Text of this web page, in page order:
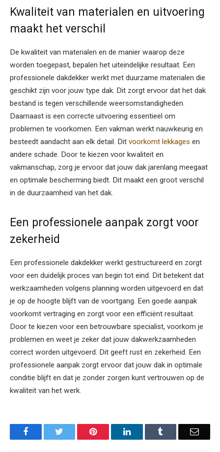
Kwaliteit van materialen en uitvoering
maakt het verschil
De kwaliteit van materialen en de manier waarop deze
worden toegepast, bepalen het uiteindelijke resultaat. Een
professionele dakdekker werkt met duurzame materialen die
geschikt zijn voor jouw type dak. Dit zorgt ervoor dat het dak
bestand is tegen verschillende weersomstandigheden.
Daarnaast is een correcte uitvoering essentieel om
problemen te voorkomen. Een vakman werkt nauwkeurig en
besteedt aandacht aan elk detail. Dit voorkomt lekkages en
andere schade. Door te kiezen voor kwaliteit en
vakmanschap, zorg je ervoor dat jouw dak jarenlang meegaat
en optimale bescherming biedt. Dit maakt een groot verschil
in de duurzaamheid van het dak.
Een professionele aanpak zorgt voor
zekerheid
Een professionele dakdekker werkt gestructureerd en zorgt
voor een duidelijk proces van begin tot eind. Dit betekent dat
werkzaamheden volgens planning worden uitgevoerd en dat
je op de hoogte blijft van de voortgang. Een goede aanpak
voorkomt vertraging en zorgt voor een efficiënt resultaat.
Door te kiezen voor een betrouwbare specialist, voorkom je
problemen en weet je zeker dat jouw dakwerkzaamheden
correct worden uitgevoerd. Dit geeft rust en zekerheid. Een
professionele aanpak zorgt ervoor dat jouw dak in optimale
conditie blijft en dat je zonder zorgen kunt vertrouwen op de
kwaliteit van het werk.
Facebook Pinterest LinkedIn Email